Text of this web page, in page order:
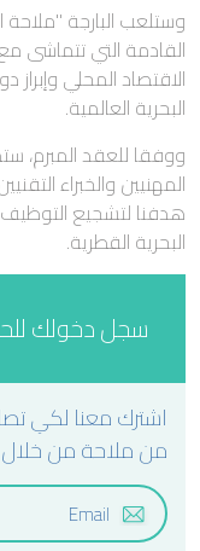
وستلعب البارجة
القادمة التي تتماشى
الاقتصاد المحلي
البحرية العالمية.
ووفقا للعقد المبرم،
المهنيين والخبراء
هدفنا لتشجيع التوظيف
البحرية القطرية.
سجل دخولك
اشترك معنا لكي
من ملاحة من خلال